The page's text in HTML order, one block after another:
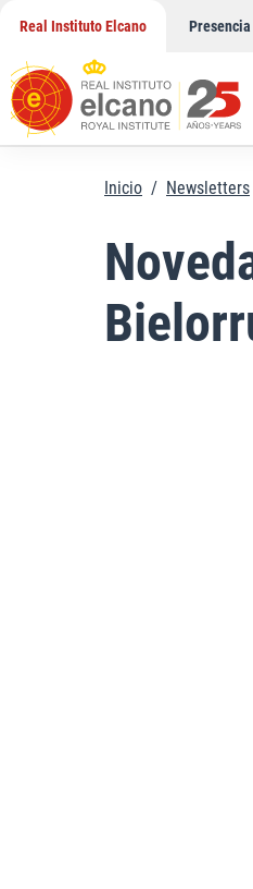
contenido
Real Instituto Elcano Presencia
Inicio / Newsletters